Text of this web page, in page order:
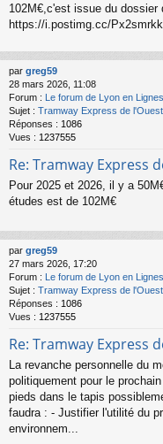
102M€,c'est issue du dossier
https://i.postimg.cc/
par greg59
28 mars 2026, 11:08
Forum :
Le forum de Lyon en Lignes
Sujet : Tramway Express de
Réponses : 1086
Vues : 1237555
Re: Tramway Express
Pour 2025 et 2026, il y a
études est de 102M€
par greg59
27 mars 2026, 17:20
Forum : Le forum de Lyon en Lignes
Sujet : Tramway Express de
Réponses : 1086
Vues : 1237555
Re: Tramway Express
La revanche personnelle du
politiquement pour le
pieds dans le tapis
faudra : - Justifier l'utilité du
environnem...